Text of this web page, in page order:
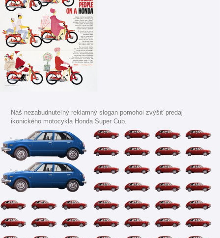
Náš nezabudnuteľný reklamný slogan pomohol zvýšiť predaj
ikonického motocykla Honda Super Cub.